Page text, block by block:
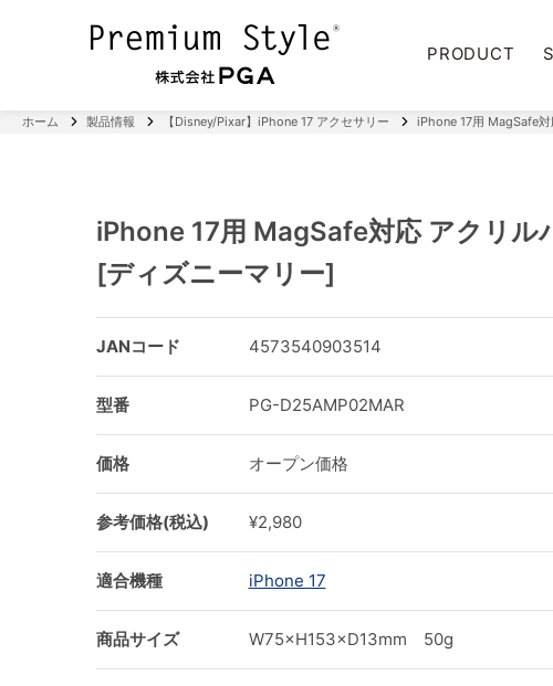
PRODUCT
ホーム 製品情報 【Disney/Pixar】iPhone 17 アクセサリー iPhone 17用 MagSafe
iPhone 17用 MagSafe対応 アクリル
[ディズニーマリー]
JANコード 4573540903514
型番 PG-D25AMP02MAR
価格 オープン価格
参考価格(税込) ¥2,980
適合機種 iPhone 17
商品サイズ W75×H153×D13mm 50g